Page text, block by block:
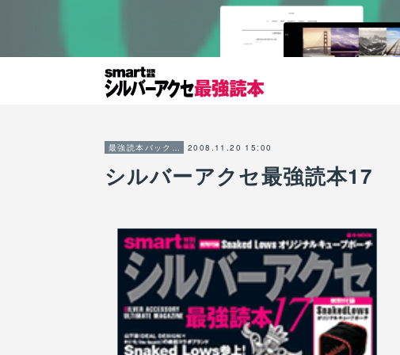
最強読本バックナンバー 2008.11.20 15:00
シルバーアクセ最強読本17